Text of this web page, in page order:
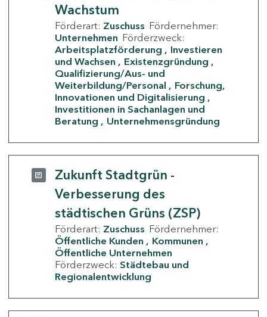
Wachstum
Förderart: Zuschuss Fördernehmer:
Unternehmen Förderzweck:
Arbeitsplatzförderung
Investieren
und Wachsen
Existenzgründung
Qualifizierung/Aus- und
Weiterbildung/Personal
Forschung,
Innovationen und Digitalisierung
Investitionen in Sachanlagen und
Beratung
Unternehmensgründung
Zukunft Stadtgrün -
Verbesserung des
städtischen Grüns (ZSP)
Förderart: Zuschuss Fördernehmer:
Öffentliche Kunden
Kommunen
Öffentliche Unternehmen
Förderzweck: Städtebau und
Regionalentwicklung